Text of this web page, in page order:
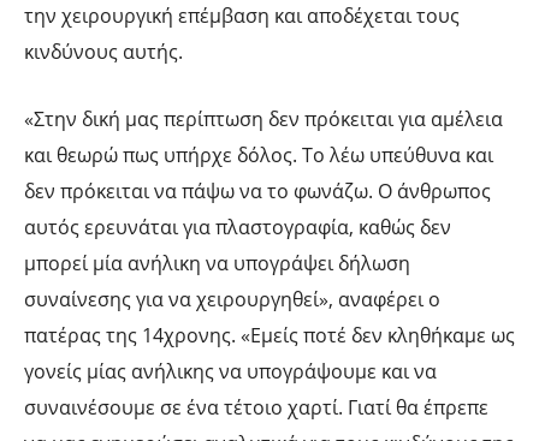
την χειρουργική επέμβαση και αποδέχεται τους
κινδύνους αυτής.
«Στην δική μας περίπτωση δεν πρόκειται για αμέλεια
και θεωρώ πως υπήρχε δόλος. Το λέω υπεύθυνα και
δεν πρόκειται να πάψω να το φωνάζω. Ο άνθρωπος
αυτός ερευνάται για πλαστογραφία, καθώς δεν
μπορεί μία ανήλικη να υπογράψει δήλωση
συναίνεσης για να χειρουργηθεί», αναφέρει ο
πατέρας της 14χρονης. «Εμείς ποτέ δεν κληθήκαμε ως
γονείς μίας ανήλικης να υπογράψουμε και να
συναινέσουμε σε ένα τέτοιο χαρτί. Γιατί θα έπρεπε